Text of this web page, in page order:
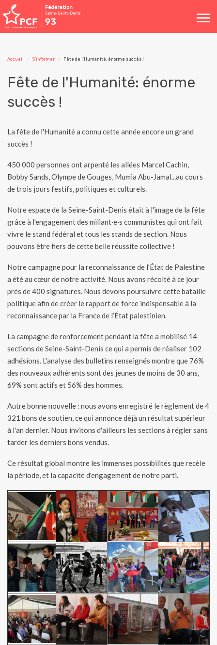
Toggle
navigation
Accueil S'informer Fête de l'Humanité: énorme succès !
Fête de l'Humanité: énorme
succès !
La fête de l'Humanité a connu cette année encore un grand
succès !
450 000 personnes ont arpenté les allées Marcel Cachin,
Bobby Sands, Olympe de Gouges, Mumia Abu-Jamal...au cours
de trois jours festifs, politiques et culturels.
Notre espace de la Seine-Saint-Denis était à l'image de la fête
grâce à l'engagement des miliant·e·s communistes qui ont fait
vivre le stand fédéral et tous les stands de section. Nous
pouvons être fiers de cette belle réussite collective !
Notre campagne pour la reconnaissance de l’État de Palestine
a été au cœur de notre activité. Nous avons récolté à ce jour
près de 400 signatures. Nous devons poursuivre cette bataille
politique afin de créer le rapport de force indispensable à la
reconnaissance par la France de l’État palestinien.
La campagne de renforcement pendant la fête a mobilisé 14
sections de Seine-Saint-Denis ce qui a permis de réaliser 102
adhésions. L'analyse des bulletins renseignés montre que 76%
des nouveaux adhérents sont des jeunes de moins de 30 ans,
69% sont actifs et 56% des hommes.
Autre bonne nouvelle : nous avons enregistré le règlement de 4
321 bons de soutien, ce qui annonce déjà un résultat supérieur
à l'an dernier. Nous invitons d'ailleurs les sections à régler sans
tarder les derniers bons vendus.
Ce résultat global montre les immenses possibilités que recèle
la période, et la capacité d'engagement de notre parti.